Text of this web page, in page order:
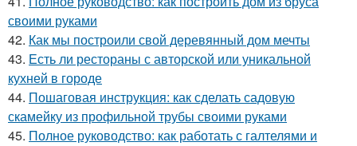
своими руками
42. Как мы построили свой деревянный дом мечты
43. Есть ли рестораны с авторской или уникальной
кухней в городе
44. Пошаговая инструкция: как сделать садовую
скамейку из профильной трубы своими руками
45. Полное руководство: как работать с галтелями и